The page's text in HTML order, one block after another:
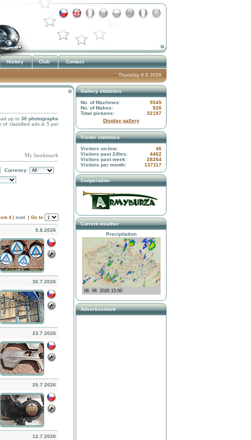
up to 30 photographs
of classified ads is 5 per
My bookmark
Currency:
4 | next | Go to
5.8.2026
30.7.2026
23.7.2026
20.7.2026
12.7.2026
Gallery statistics
5545
No. of Machines:
926
No. of Makes:
32197
Total pictures:
Display gallery
Visitor statistics
46
Visitors on-line:
4462
Visitors past 24hrs:
28264
Visitors past week:
137117
Visitors per month:
Cooperation
Current weather
Precipitation
Advertisement
Thursday 6.8.2026
History Club Contact